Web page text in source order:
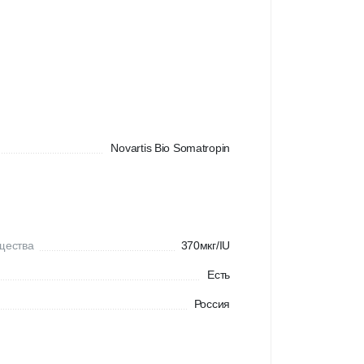
Novartis Bio Somatropin
370мкг/IU
Есть
Россия